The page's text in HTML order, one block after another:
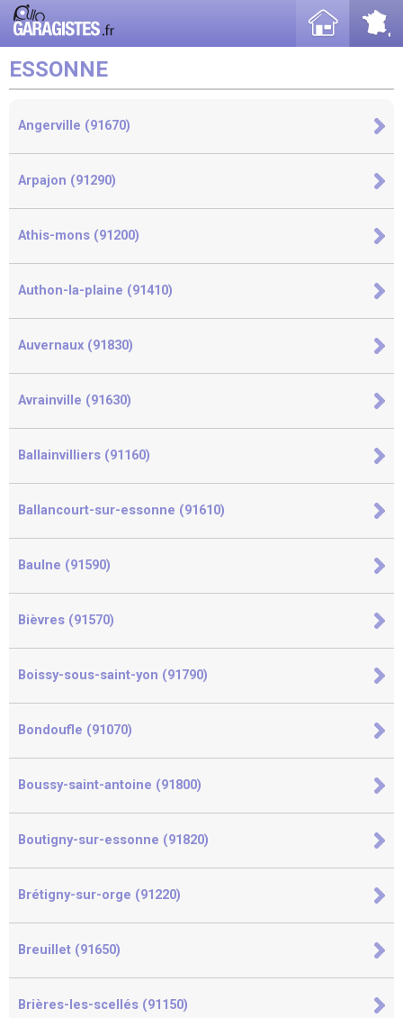
ESSONNE
Angerville (91670)
Arpajon (91290)
Athis-mons (91200)
Authon-la-plaine (91410)
Auvernaux (91830)
Avrainville (91630)
Ballainvilliers (91160)
Ballancourt-sur-essonne (91610)
Baulne (91590)
Bièvres (91570)
Boissy-sous-saint-yon (91790)
Bondoufle (91070)
Boussy-saint-antoine (91800)
Boutigny-sur-essonne (91820)
Brétigny-sur-orge (91220)
Breuillet (91650)
Brières-les-scellés (91150)